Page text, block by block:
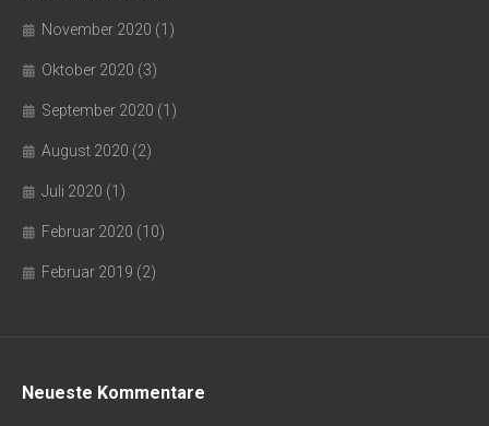
November 2020 (1)
Oktober 2020 (3)
September 2020 (1)
August 2020 (2)
Juli 2020 (1)
Februar 2020 (10)
Februar 2019 (2)
Neueste Kommentare